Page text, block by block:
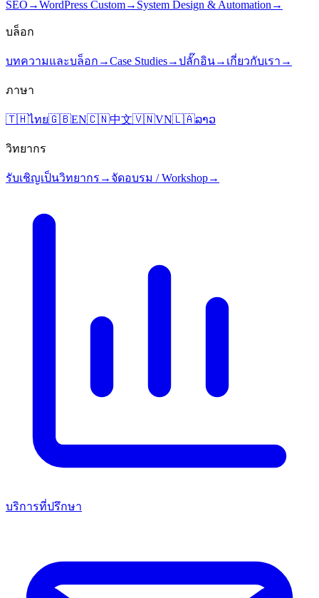
SEO →WordPress Custom→ System Design & Automation →
บล็อก
บทความและบล็อก →Case Studies→ปลั๊กอิน→ เกี่ยวกับเรา →
ภาษา
🇹🇭ไทย🇬🇧EN🇨🇳中文🇻🇳VN🇱🇦ລາວ
วิทยากร
รับเชิญเป็นวิทยากร → จัดอบรม / Workshop→
บริการที่ปรึกษา